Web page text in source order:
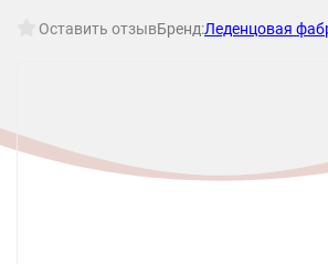
Оставить отзывБренд:Леденцовая